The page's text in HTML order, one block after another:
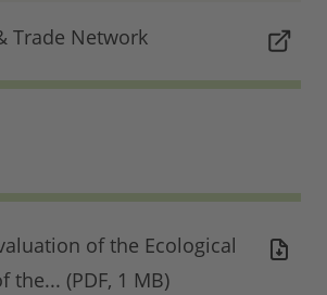
Trade Network
of the Ecological
the... (PDF, 1 MB)